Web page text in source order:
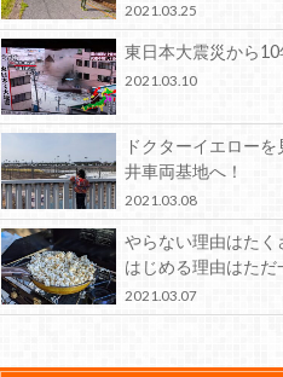
2021.03.25
東日本大震災から10
2021.03.10
ドクターイエロー
井車両基地へ！
2021.03.08
やらない理由はたく
はじめる理由はただ
2021.03.07